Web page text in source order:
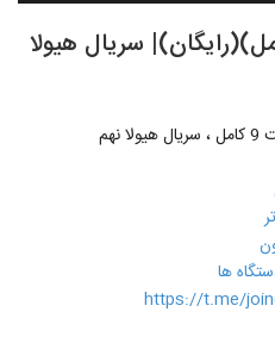
سریال هیولا
https://t.me/